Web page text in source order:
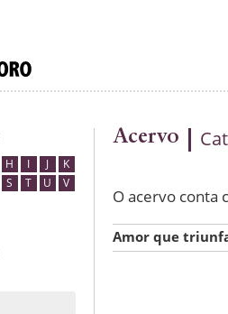
H I J
K
S T U
V
Acervo
O acervo conta
Amor que